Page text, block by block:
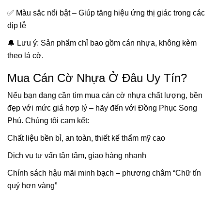
✅ Màu sắc nổi bật – Giúp tăng hiệu ứng thị giác trong các
dịp lễ
🔔 Lưu ý: Sản phẩm chỉ bao gồm cán nhựa, không kèm
theo lá cờ.
Mua Cán Cờ Nhựa Ở Đâu Uy Tín?
Nếu bạn đang cần tìm mua cán cờ nhựa chất lượng, bền
đẹp với mức giá hợp lý – hãy đến với Đồng Phục Song
Phú. Chúng tôi cam kết:
Chất liệu bền bỉ, an toàn, thiết kế thẩm mỹ cao
Dịch vụ tư vấn tận tâm, giao hàng nhanh
Chính sách hậu mãi minh bạch – phương châm “Chữ tín
quý hơn vàng”